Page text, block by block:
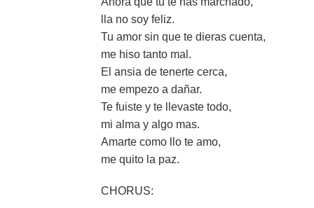
lla no soy feliz.
Tu amor sin que te dieras cuenta,
me hiso tanto mal.
El ansia de tenerte cerca,
me empezo a dañar.
Te fuiste y te llevaste todo,
mi alma y algo mas.
Amarte como llo te amo,
me quito la paz.
CHORUS: